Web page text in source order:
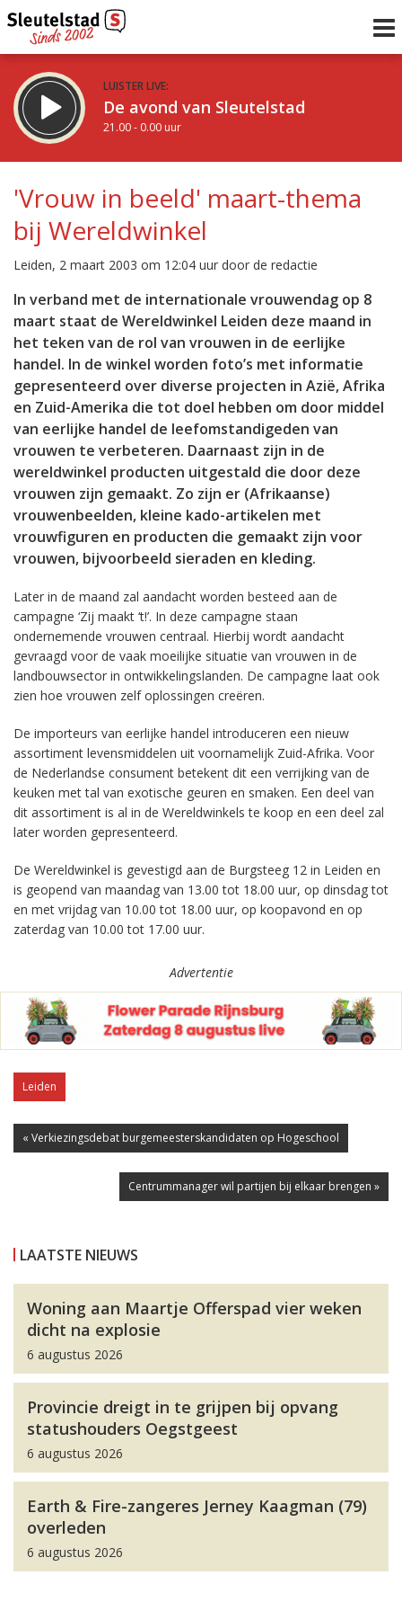
LUISTER LIVE:
De avond van Sleutelstad
21.00 - 0.00 uur
De nacht van Sleutelstad
0.00 - 6.00 uur
Vorig uur
uur 1 van 0
Inklappen
'Vrouw in beeld' maart-thema
bij Wereldwinkel
Leiden, 2 maart 2003 om 12:04 uur door de redactie
In verband met de internationale vrouwendag op 8
maart staat de Wereldwinkel Leiden deze maand in
het teken van de rol van vrouwen in de eerlijke
handel. In de winkel worden foto’s met informatie
gepresenteerd over diverse projecten in Azië, Afrika
en Zuid-Amerika die tot doel hebben om door middel
van eerlijke handel de leefomstandigeden van
vrouwen te verbeteren. Daarnaast zijn in de
wereldwinkel producten uitgestald die door deze
vrouwen zijn gemaakt. Zo zijn er (Afrikaanse)
vrouwenbeelden, kleine kado-artikelen met
vrouwfiguren en producten die gemaakt zijn voor
vrouwen, bijvoorbeeld sieraden en kleding.
Later in de maand zal aandacht worden besteed aan de
campagne ‘Zij maakt ‘t!’. In deze campagne staan
ondernemende vrouwen centraal. Hierbij wordt aandacht
gevraagd voor de vaak moeilijke situatie van vrouwen in de
landbouwsector in ontwikkelingslanden. De campagne laat ook
zien hoe vrouwen zelf oplossingen creëren.
De importeurs van eerlijke handel introduceren een nieuw
assortiment levensmiddelen uit voornamelijk Zuid-Afrika. Voor
de Nederlandse consument betekent dit een verrijking van de
keuken met tal van exotische geuren en smaken. Een deel van
dit assortiment is al in de Wereldwinkels te koop en een deel zal
later worden gepresenteerd.
De Wereldwinkel is gevestigd aan de Burgsteeg 12 in Leiden en
is geopend van maandag van 13.00 tot 18.00 uur, op dinsdag tot
en met vrijdag van 10.00 tot 18.00 uur, op koopavond en op
zaterdag van 10.00 tot 17.00 uur.
Advertentie
Leiden
« Verkiezingsdebat burgemeesterskandidaten op Hogeschool
Centrummanager wil partijen bij elkaar brengen »
LAATSTE NIEUWS
Woning aan Maartje Offerspad vier weken
dicht na explosie
6 augustus 2026
Provincie dreigt in te grijpen bij opvang
statushouders Oegstgeest
6 augustus 2026
Earth & Fire-zangeres Jerney Kaagman (79)
overleden
6 augustus 2026